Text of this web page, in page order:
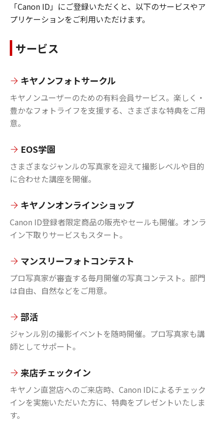
「Canon ID」にご登録いただくと、以下のサービスやア
プリケーションをご利用いただけます。
サービス
キヤノンフォトサークル
キヤノンユーザーのための有料会員サービス。楽しく・
豊かなフォトライフを支援する、さまざまな特典をご用
意。
EOS学園
さまざまなジャンルの写真家を迎えて撮影レベルや目的
に合わせた講座を開催。
キヤノンオンラインショップ
Canon ID登録者限定商品の販売やセールも開催。オンラ
イン下取りサービスもスタート。
マンスリーフォトコンテスト
プロ写真家が審査する毎月開催の写真コンテスト。部門
は自由、自然などをご用意。
部活
ジャンル別の撮影イベントを随時開催。プロ写真家も講
師としてサポート。
来店チェックイン
キヤノン直営店へのご来店時、Canon IDによるチェック
インを実施いただいた方に、特典をプレゼントいたしま
す。